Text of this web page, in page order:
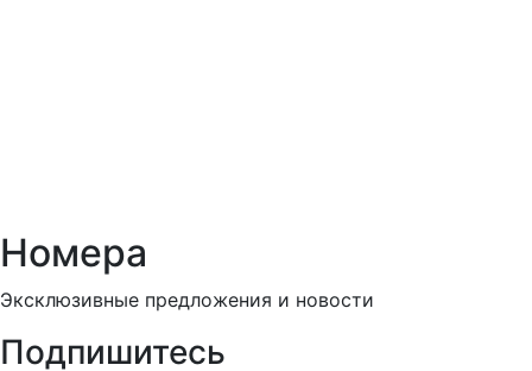
Номера
Эксклюзивные предложения и новости
Подпишитесь